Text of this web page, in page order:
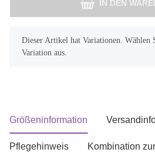
IN DEN
x
Dieser Artikel hat Variationen. Wählen
Variation aus.
Größeninformation
Pflegehinweis Kombination